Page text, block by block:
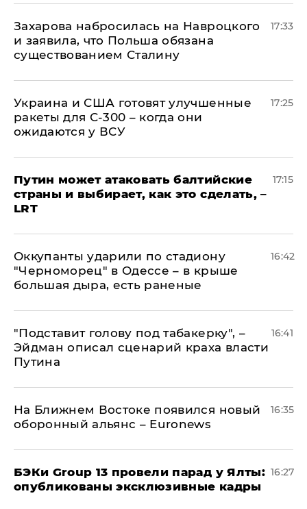
​Захарова набросилась на Навроцкого
и заявила, что Польша обязана
существованием Сталину
17:33
Украина и США готовят улучшенные
ракеты для С-300 – когда они
ожидаются у ВСУ
17:25
Путин может атаковать балтийские
страны и выбирает, как это сделать, –
LRT
17:15
Оккупанты ударили по стадиону
"Черноморец" в Одессе – в крыше
большая дыра, есть раненые
16:42
​"Подставит голову под табакерку", –
Эйдман описал сценарий краха власти
Путина
16:41
На Ближнем Востоке появился новый
оборонный альянс – Euronews
16:35
​БЭКи Group 13 провели парад у Ялты:
опубликованы эксклюзивные кадры
16:27